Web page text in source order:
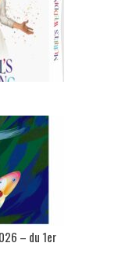
– du 1er